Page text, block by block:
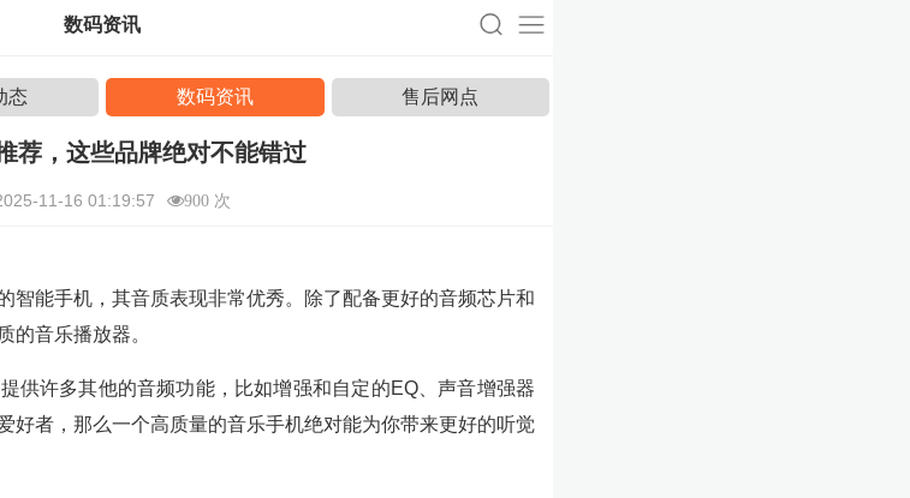
数码资讯
态 数码资讯 售后网点
荐，这些品牌绝对不能错过
11-16 01:19:57 900 次
智能手机，其音质表现非常优秀。除了配备更好的音频芯片和
的音乐播放器。
供许多其他的音频功能，比如增强和自定的EQ、声音增强器
好者，那么一个高质量的音乐手机绝对能为你带来更好的听觉